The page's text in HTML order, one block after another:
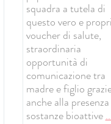
squadra a tutela di
questo vero e
voucher di salute,
straordinaria
opportunità di
comunicazione tra
madre e figlio
anche alla
sostanze bioattive